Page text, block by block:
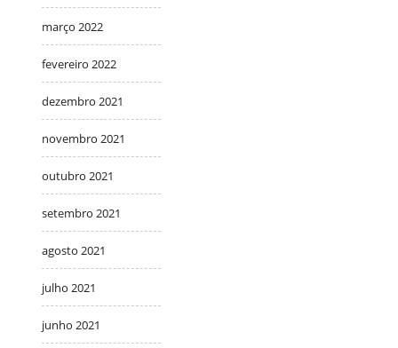
março 2022
fevereiro 2022
dezembro 2021
novembro 2021
outubro 2021
setembro 2021
agosto 2021
julho 2021
junho 2021